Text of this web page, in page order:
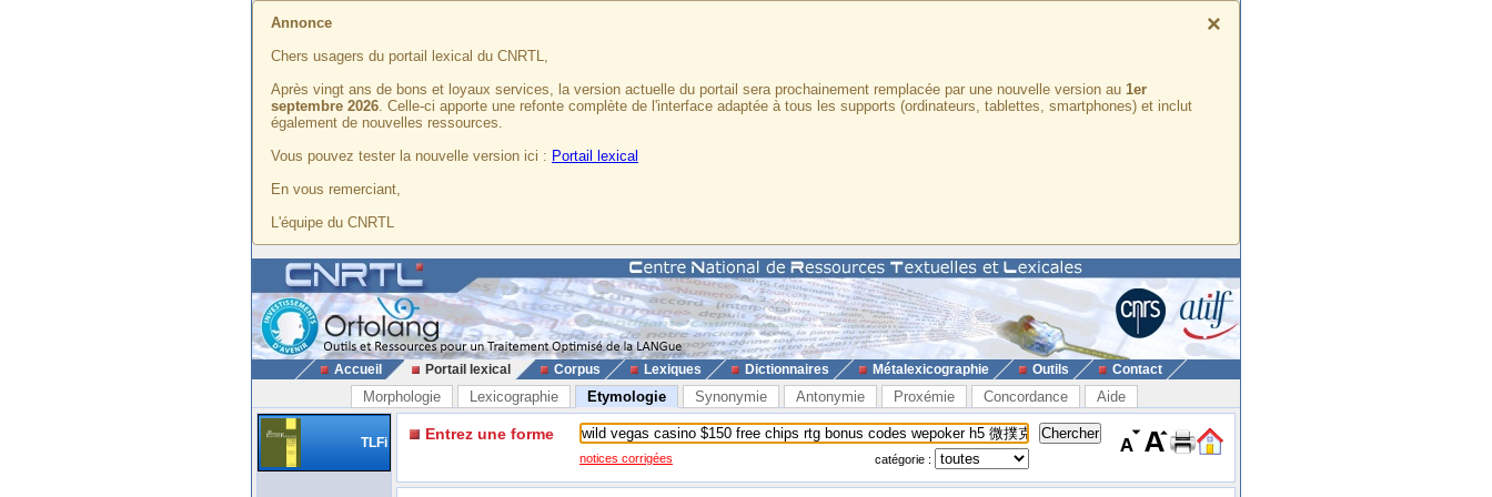
×
Annonce
Chers usagers du portail lexical du CNRTL,
Après vingt ans de bons et loyaux services, la version actuelle du portail sera prochainement remplacée par une nouvelle version au 1er
septembre 2026. Celle-ci apporte une refonte complète de l'interface adaptée à tous les supports (ordinateurs, tablettes, smartphones) et inclut
également de nouvelles ressources.
Vous pouvez tester la nouvelle version ici : Portail lexical
En vous remerciant,
L'équipe du CNRTL
Accueil Portail lexical Corpus Lexiques Dictionnaires Métalexicographie Outils Contact
Morphologie Lexicographie Etymologie Synonymie Antonymie Proxémie Concordance Aide
TLFi Entrez une forme
notices corrigées catégorie :